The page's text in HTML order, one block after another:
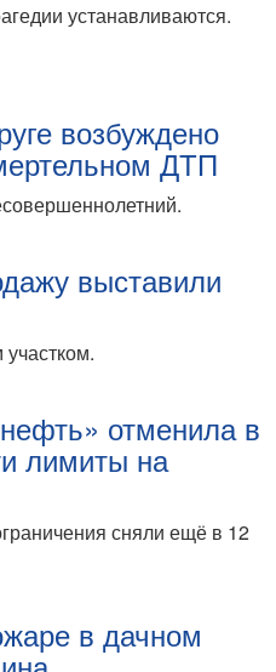
устанавливаются.
возбуждено
ДТП
выставили
отменила в
лимиты на
сняли ещё в 12
в дачном